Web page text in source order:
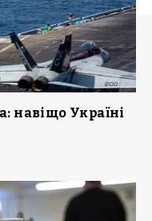
навіщо Україні